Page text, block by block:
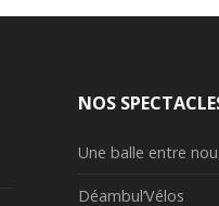
NOS
Une balle entre
Déambul’Vélos